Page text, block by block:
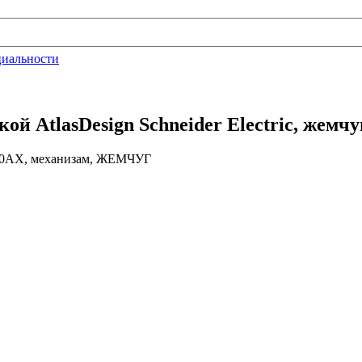
AtlasDesign Schneider Electric,
механизам, ЖЕМЧУГ